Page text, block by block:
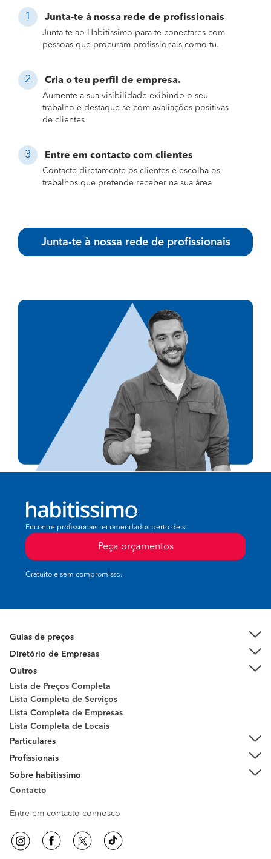
Junta-te à nossa rede de profissionais
Junta-te ao Habitissimo para te conectares com
pessoas que procuram profissionais como tu.
Cria o teu perfil de empresa.
Aumente a sua visibilidade exibindo o seu
trabalho e destaque-se com avaliações positivas
de clientes
Entre em contacto com clientes
Contacte diretamente os clientes e escolha os
trabalhos que pretende receber na sua área
Junta-te à nossa rede de profissionais
Encontre profissionais recomendados perto de si
Peça orçamentos
Gratuito e sem compromisso.
Guias de preços
Diretório de Empresas
Outros
Lista de Preços Completa
Lista Completa de Serviços
Lista Completa de Empresas
Lista Completa de Locais
Particulares
Profissionais
Sobre habitissimo
Contacto
Entre em contacto connosco